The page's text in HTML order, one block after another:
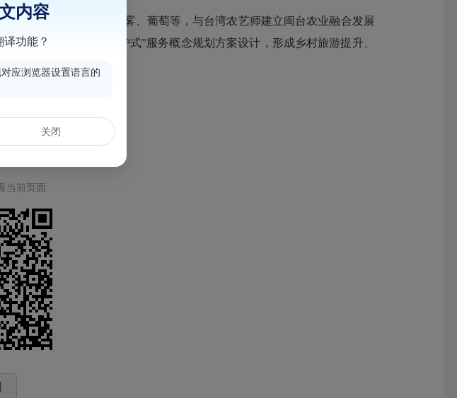
湾火龙果、西瓜、莲雾、葡萄等，与台湾农艺师建立闽台农业融合发展
眉沿线各村进行“陪护式”服务概念规划方案设计，形成乡村旅游提升、
（福州市农业农村局）
当前页面
内容
功能？
应浏览器设置语言的
关闭